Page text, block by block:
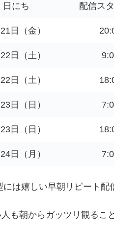
日にち 配信ス
日（金）
日（土）
日（土）
日（日）
日（日）
日（月）
は嬉しい早朝リピート配
も朝からガッツリ観るこ